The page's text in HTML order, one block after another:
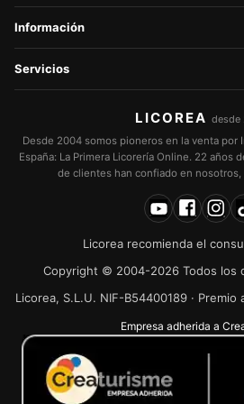
Información
Servicios
LICOREA desde
Desde 2004 somos pioneros en la venta por
España: La Primera Licorería Online. 22 años
de clientes han confiado en nosotros,
Licorea recomienda el
Copyright © 2004-2026 Todos los
Licorea, S.L.U. NIF-B54400189 · Premio
Empresa adherida a